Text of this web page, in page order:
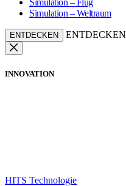
Simulation – Flug
Simulation – Weltraum
ENTDECKEN ENTDECKEN
INNOVATION
HITS Technologie